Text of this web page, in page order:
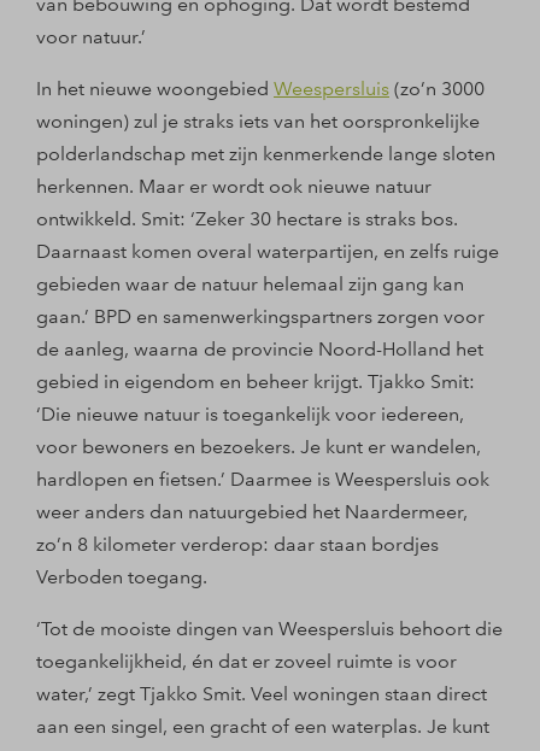
voor natuur.’
In het nieuwe woongebied Weespersluis (zo’n 3000
woningen) zul je straks iets van het oorspronkelijke
polderlandschap met zijn kenmerkende lange sloten
herkennen. Maar er wordt ook nieuwe natuur
ontwikkeld. Smit: ‘Zeker 30 hectare is straks bos.
Daarnaast komen overal waterpartijen, en zelfs ruige
gebieden waar de natuur helemaal zijn gang kan
gaan.’ BPD en samenwerkingspartners zorgen voor
de aanleg, waarna de provincie Noord-Holland het
gebied in eigendom en beheer krijgt. Tjakko Smit:
‘Die nieuwe natuur is toegankelijk voor iedereen,
voor bewoners en bezoekers. Je kunt er wandelen,
hardlopen en fietsen.’ Daarmee is Weespersluis ook
weer anders dan natuurgebied het Naardermeer,
zo’n 8 kilometer verderop: daar staan bordjes
Verboden toegang.
‘Tot de mooiste dingen van Weespersluis behoort die
toegankelijkheid, én dat er zoveel ruimte is voor
water,’ zegt Tjakko Smit. Veel woningen staan direct
aan een singel, een gracht of een waterplas. Je kunt